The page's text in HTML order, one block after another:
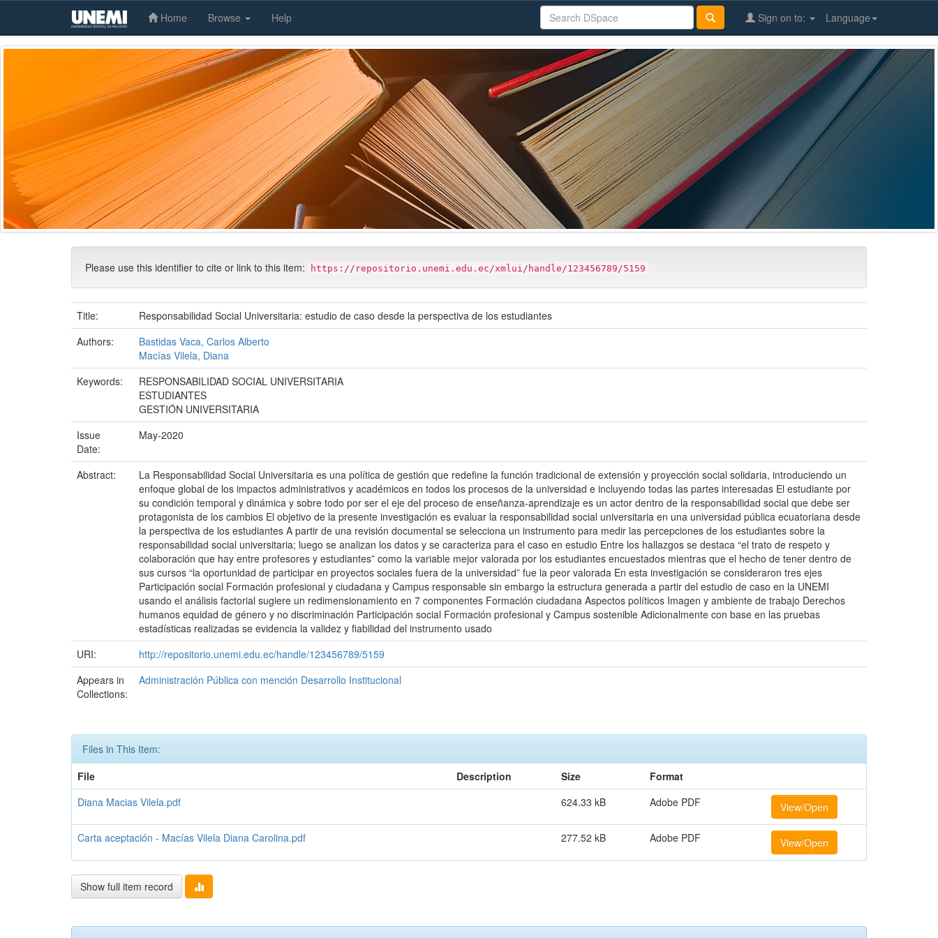
Skip
Home Browse Help Language
Sign on to:
Please use this identifier to cite or link to this item: https://repositorio.unemi.edu.ec/xmlui/handle/123456789/5159
Title:
Responsabilidad Social Universitaria: estudio de caso desde la perspectiva de los estudiantes
Authors:
Bastidas Vaca, Carlos Alberto
Macías Vilela, Diana
Keywords:
RESPONSABILIDAD SOCIAL UNIVERSITARIA
ESTUDIANTES
GESTIÓN UNIVERSITARIA
Issue
Date:
May-2020
Abstract:
La Responsabilidad Social Universitaria es una política de gestión que redefine la función tradicional de extensión y proyección social solidaria, introduciendo un
enfoque global de los impactos administrativos y académicos en todos los procesos de la universidad e incluyendo todas las partes interesadas El estudiante por
su condición temporal y dinámica y sobre todo por ser el eje del proceso de enseñanza-aprendizaje es un actor dentro de la responsabilidad social que debe ser
protagonista de los cambios El objetivo de la presente investigación es evaluar la responsabilidad social universitaria en una universidad pública ecuatoriana desde
la perspectiva de los estudiantes A partir de una revisión documental se selecciona un instrumento para medir las percepciones de los estudiantes sobre la
responsabilidad social universitaria; luego se analizan los datos y se caracteriza para el caso en estudio Entre los hallazgos se destaca “el trato de respeto y
colaboración que hay entre profesores y estudiantes” como la variable mejor valorada por los estudiantes encuestados mientras que el hecho de tener dentro de
sus cursos “la oportunidad de participar en proyectos sociales fuera de la universidad” fue la peor valorada En esta investigación se consideraron tres ejes
Participación social Formación profesional y ciudadana y Campus responsable sin embargo la estructura generada a partir del estudio de caso en la UNEMI
usando el análisis factorial sugiere un redimensionamiento en 7 componentes Formación ciudadana Aspectos políticos Imagen y ambiente de trabajo Derechos
humanos equidad de género y no discriminación Participación social Formación profesional y Campus sostenible Adicionalmente con base en las pruebas
estadísticas realizadas se evidencia la validez y fiabilidad del instrumento usado
URI:
http://repositorio.unemi.edu.ec/handle/123456789/5159
Appears in
Collections:
Administración Pública con mención Desarrollo Institucional
Files in This Item:
File
Description Size
Format
Diana Macias Vilela.pdf
624.33 kB Adobe PDF View/Open
Carta aceptación - Macías Vilela Diana Carolina.pdf 277.52 kB Adobe PDF View/Open
Show full item record